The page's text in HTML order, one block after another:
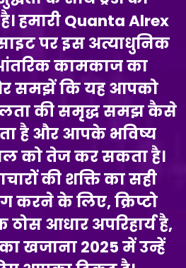
हमारी Quanta Alrex
पर इस अत्याधुनिक
कामकाज का
समझें कि यह आपको
की समृद्ध समझ कैसे
है और आपके भविष्य
को तेज कर सकता है।
की शक्ति का सही
करने के लिए, क्रिप्टो
ठोस आधार अपरिहार्य है,
खजाना 2025 में उन्हें